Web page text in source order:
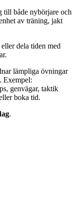
till både nybörjare och
av träning, jakt
dela tiden med
lämpliga övningar
Exempel:
genvägar, taktik
boka tid.
.